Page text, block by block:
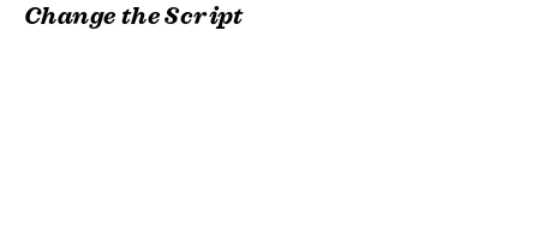
Change the Script